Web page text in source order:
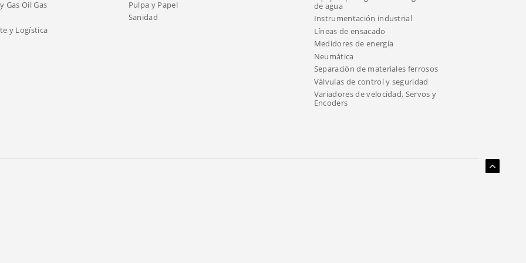
Gas Oil Gas
Pulpa y Papel
Sanidad
y Logística
de agua
Instrumentación industrial
Líneas de ensacado
Medidores de energía
Neumática
Separación de materiales ferrosos
Válvulas de control y seguridad
Variadores de velocidad, Servos y
Encoders